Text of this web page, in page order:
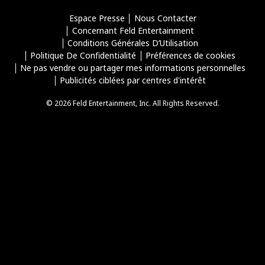
Espace Presse
Nous Contacter
Concernant Feld Entertainment
Conditions Générales D’Utilisation
Politique De Confidentialité
Préférences de cookies
Ne pas vendre ou partager mes informations personnelles
Publicités ciblées par centres d'intérêt
© 2026 Feld Entertainment, Inc. All Rights Reserved.